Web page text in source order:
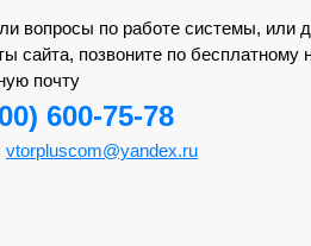
вопросы по работе системы, или
сайта, позвоните по бесплатному
почту
600-75-78
vtorpluscom@yandex.ru